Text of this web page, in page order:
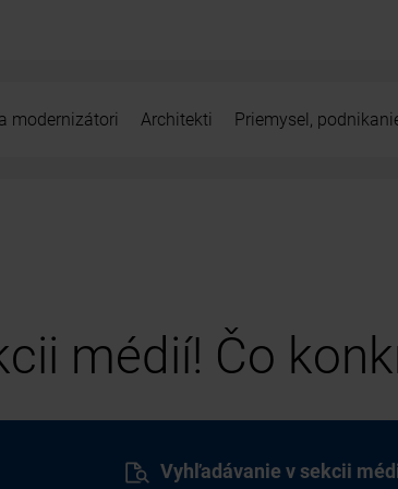
modernizátori Architekti Priemysel,
médií! Čo
Vyhľadávanie v sekcii